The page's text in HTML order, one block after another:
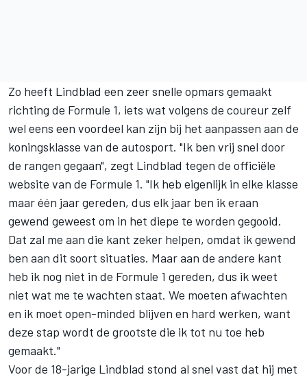
Zo heeft Lindblad een zeer snelle opmars gemaakt
richting de Formule 1, iets wat volgens de coureur zelf
wel eens een voordeel kan zijn bij het aanpassen aan de
koningsklasse van de autosport. "Ik ben vrij snel door
de rangen gegaan", zegt Lindblad tegen de officiële
website van de Formule 1. "Ik heb eigenlijk in elke klasse
maar één jaar gereden, dus elk jaar ben ik eraan
gewend geweest om in het diepe te worden gegooid.
Dat zal me aan die kant zeker helpen, omdat ik gewend
ben aan dit soort situaties. Maar aan de andere kant
heb ik nog niet in de Formule 1 gereden, dus ik weet
niet wat me te wachten staat. We moeten afwachten
en ik moet open-minded blijven en hard werken, want
deze stap wordt de grootste die ik tot nu toe heb
gemaakt."
Voor de 18-jarige Lindblad stond al snel vast dat hij met